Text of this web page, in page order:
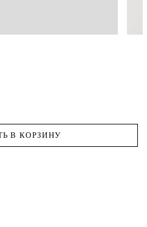
В КОРЗИНУ